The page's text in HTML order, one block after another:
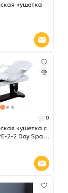
кушетка
кушетка с
2-2 Day Spa
0